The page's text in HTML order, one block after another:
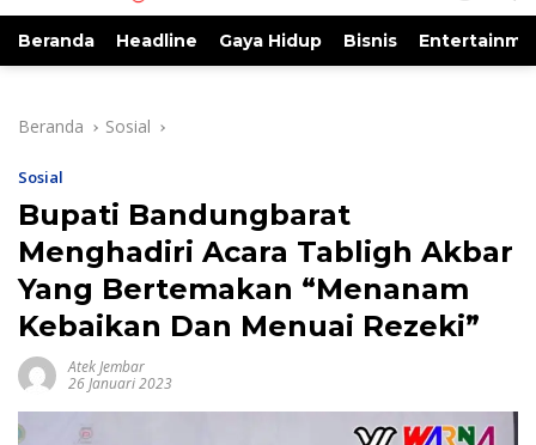
Beranda Headline Gaya Hidup Bisnis
Beranda Sosial
Sosial
Bupati Bandungbarat
Menghadiri Acara Tabligh Akbar
Yang Bertemakan “Menanam
Kebaikan Dan Menuai Rezeki”
Atek Jembar
26 Januari 2023